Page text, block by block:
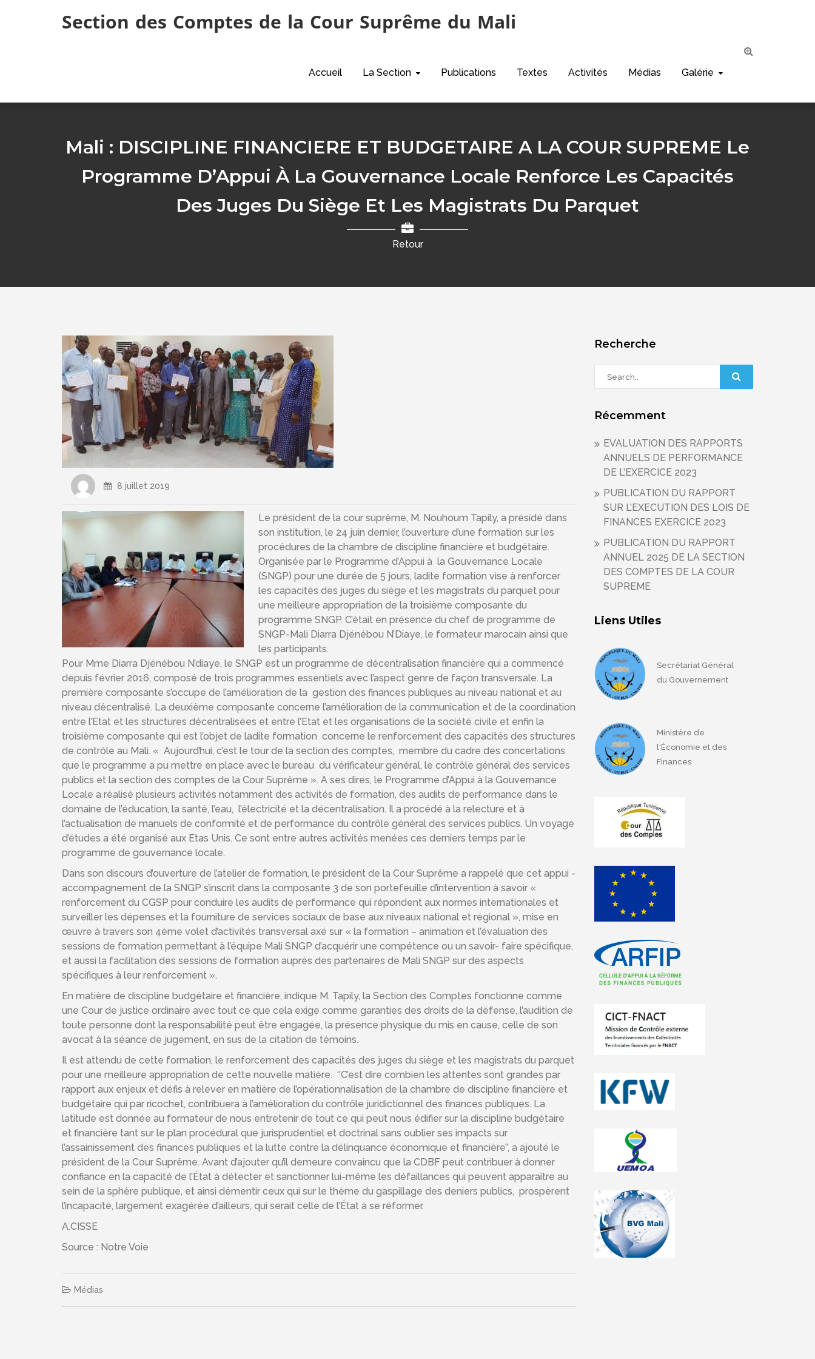
Section des Comptes de la Cour Suprême du Mali
Accueil La Section Publications Textes Activités Médias Galérie
Mali : DISCIPLINE FINANCIERE ET BUDGETAIRE A LA COUR SUPREME Le
Programme D’Appui À La Gouvernance Locale Renforce Les Capacités
Des Juges Du Siège Et Les Magistrats Du Parquet
Retour
8 juillet 2019
Le président de la cour suprême, M. Nouhoum Tapily, a présidé dans
son institution, le 24 juin dernier, l’ouverture d’une formation sur les
procédures de la chambre de discipline financière et budgétaire.
Organisée par le Programme d’Appui à la Gouvernance Locale
(SNGP) pour une durée de 5 jours, ladite formation vise à renforcer
les capacités des juges du siège et les magistrats du parquet pour
une meilleure appropriation de la troisième composante du
programme SNGP. C’était en présence du chef de programme de
SNGP-Mali Diarra Djénébou N’Diaye, le formateur marocain ainsi que
les participants.
Pour Mme Diarra Djénébou N’diaye, le SNGP est un programme de décentralisation financière qui a commencé
depuis février 2016, composé de trois programmes essentiels avec l’aspect genre de façon transversale. La
première composante s’occupe de l’amélioration de la gestion des finances publiques au niveau national et au
niveau décentralisé. La deuxième composante concerne l’amélioration de la communication et de la coordination
entre l’Etat et les structures décentralisées et entre l’Etat et les organisations de la société civile et enfin la
troisième composante qui est l’objet de ladite formation concerne le renforcement des capacités des structures
de contrôle au Mali. « Aujourd’hui, c’est le tour de la section des comptes, membre du cadre des concertations
que le programme a pu mettre en place avec le bureau du vérificateur général, le contrôle général des services
publics et la section des comptes de la Cour Suprême ». A ses dires, le Programme d’Appui à la Gouvernance
Locale a réalisé plusieurs activités notamment des activités de formation, des audits de performance dans le
domaine de l’éducation, la santé, l’eau, l’électricité et la décentralisation. Il a procédé à la relecture et à
l’actualisation de manuels de conformité et de performance du contrôle général des services publics. Un voyage
d’études a été organisé aux Etas Unis. Ce sont entre autres activités menées ces derniers temps par le
programme de gouvernance locale.
Dans son discours d’ouverture de l’atelier de formation, le président de la Cour Suprême a rappelé que cet appui -
accompagnement de la SNGP s’inscrit dans la composante 3 de son portefeuille d’intervention à savoir «
renforcement du CGSP pour conduire les audits de performance qui répondent aux normes internationales et
surveiller les dépenses et la fourniture de services sociaux de base aux niveaux national et régional », mise en
œuvre à travers son 4ème volet d’activités transversal axé sur « la formation – animation et l’évaluation des
sessions de formation permettant à l’équipe Mali SNGP d’acquérir une compétence ou un savoir- faire spécifique,
et aussi la facilitation des sessions de formation auprès des partenaires de Mali SNGP sur des aspects
spécifiques à leur renforcement ».
En matière de discipline budgétaire et financière, indique M. Tapily, la Section des Comptes fonctionne comme
une Cour de justice ordinaire avec tout ce que cela exige comme garanties des droits de la défense, l’audition de
toute personne dont la responsabilité peut être engagée, la présence physique du mis en cause, celle de son
avocat à la séance de jugement, en sus de la citation de témoins.
Il est attendu de cette formation, le renforcement des capacités des juges du siège et les magistrats du parquet
pour une meilleure appropriation de cette nouvelle matière. ‘’C’est dire combien les attentes sont grandes par
rapport aux enjeux et défis à relever en matière de l’opérationnalisation de la chambre de discipline financière et
budgétaire qui par ricochet, contribuera à l’amélioration du contrôle juridictionnel des finances publiques. La
latitude est donnée au formateur de nous entretenir de tout ce qui peut nous édifier sur la discipline budgétaire
et financière tant sur le plan procédural que jurisprudentiel et doctrinal sans oublier ses impacts sur
l’assainissement des finances publiques et la lutte contre la délinquance économique et financière’’, a ajouté le
président de la Cour Suprême. Avant d’ajouter qu’il demeure convaincu que la CDBF peut contribuer à donner
confiance en la capacité de l’État à détecter et sanctionner lui-même les défaillances qui peuvent apparaître au
sein de la sphère publique, et ainsi démentir ceux qui sur le thème du gaspillage des deniers publics, prospèrent
l’incapacité, largement exagérée d’ailleurs, qui serait celle de l’État à se réformer.
A.CISSE
Source : Notre Voie
Médias
Recherche
Récemment
EVALUATION DES RAPPORTS
ANNUELS DE PERFORMANCE
DE L’EXERCICE 2023
PUBLICATION DU RAPPORT
SUR L’EXECUTION DES LOIS DE
FINANCES EXERCICE 2023
PUBLICATION DU RAPPORT
ANNUEL 2025 DE LA SECTION
DES COMPTES DE LA COUR
SUPREME
Liens Utiles
Secrétariat Général
du Gouvernement
Ministère de
l'Économie et des
Finances